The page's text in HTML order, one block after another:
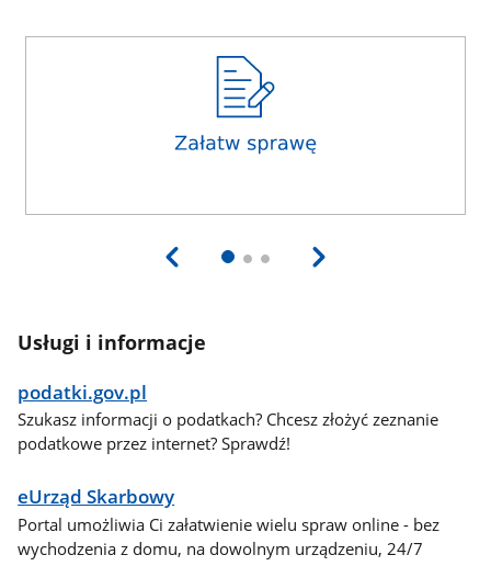
Usługi i informacje
podatki.gov.pl
Szukasz informacji o podatkach? Chcesz złożyć zeznanie
podatkowe przez internet? Sprawdź!
eUrząd Skarbowy
Portal umożliwia Ci załatwienie wielu spraw online - bez
wychodzenia z domu, na dowolnym urządzeniu, 24/7